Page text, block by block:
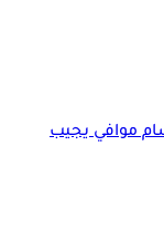
موافي يجيب